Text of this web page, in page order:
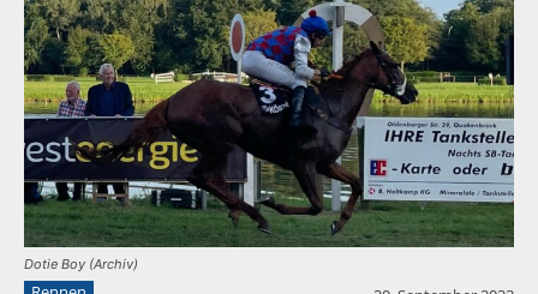
Dotie Boy (Archiv)